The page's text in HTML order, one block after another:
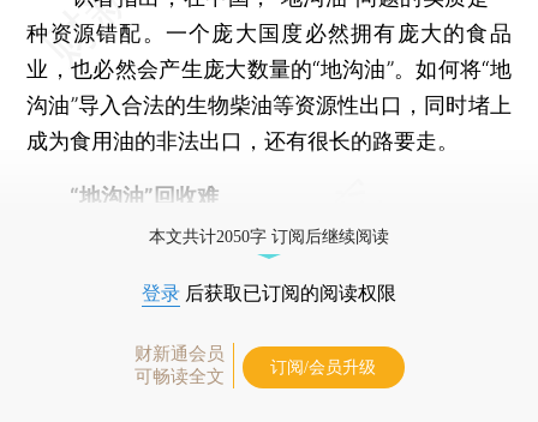
种资源错配。一个庞大国度必然拥有庞大的食品
业，也必然会产生庞大数量的“地沟油”。如何将“地
沟油”导入合法的生物柴油等资源性出口，同时堵上
成为食用油的非法出口，还有很长的路要走。
“地沟油”回收难
本文共计2050字 订阅后继续阅读
登录 后获取已订阅的阅读权限
财新通会员
可畅读全文
订阅/会员升级